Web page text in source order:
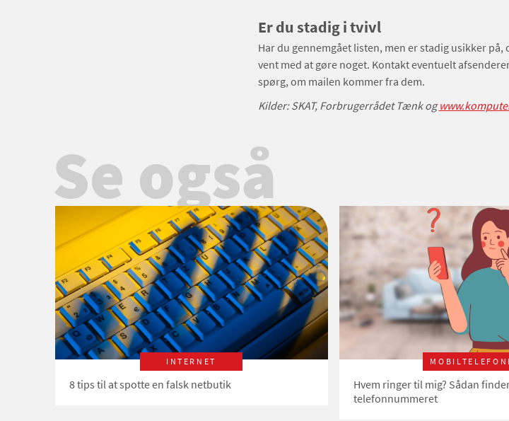
Er du stadig i tvivl
Har du gennemgået listen, men er stadig usikker
vent med at gøre noget. Kontakt eventuelt
spørg, om mailen kommer fra dem.
Kilder: SKAT, Forbrugerrådet Tænk og
Se også
INTERNET
8 tips til at spotte en falsk netbutik
Hvem ringer til mig? Sådan
telefonnummeret